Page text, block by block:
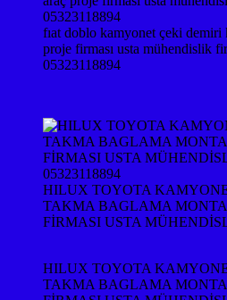
fıat doblo kamyonet çeki demiri
proje firması usta mühendislik
05323118894
HILUX TOYOTA
TAKMA BAGLAMA
FİRMASI USTA
HILUX TOYOTA
TAKMA BAGLAMA